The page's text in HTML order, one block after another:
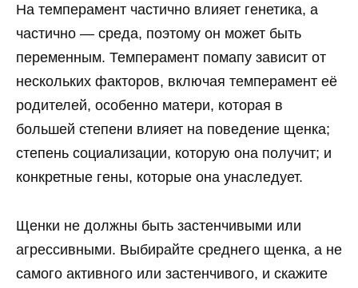
На темперамент частично влияет генетика, а
частично — среда, поэтому он может быть
переменным. Темперамент помапу зависит от
нескольких факторов, включая темперамент её
родителей, особенно матери, которая в
большей степени влияет на поведение щенка;
степень социализации, которую она получит; и
конкретные гены, которые она унаследует.
Щенки не должны быть застенчивыми или
агрессивными. Выбирайте среднего щенка, а не
самого активного или застенчивого, и скажите